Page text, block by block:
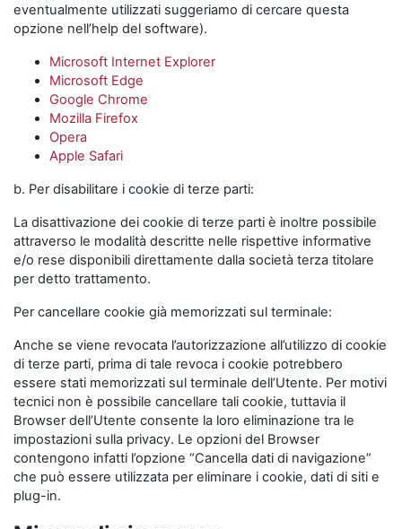
eventualmente utilizzati suggeriamo di cercare questa
opzione nell’help del software).
Microsoft Internet Explorer
Microsoft Edge
Google Chrome
Mozilla Firefox
Opera
Apple Safari
b. Per disabilitare i cookie di terze parti:
La disattivazione dei cookie di terze parti è inoltre possibile
attraverso le modalità descritte nelle rispettive informative
e/o rese disponibili direttamente dalla società terza titolare
per detto trattamento.
Per cancellare cookie già memorizzati sul terminale:
Anche se viene revocata l’autorizzazione all’utilizzo di cookie
di terze parti, prima di tale revoca i cookie potrebbero
essere stati memorizzati sul terminale dell’Utente. Per motivi
tecnici non è possibile cancellare tali cookie, tuttavia il
Browser dell’Utente consente la loro eliminazione tra le
impostazioni sulla privacy. Le opzioni del Browser
contengono infatti l’opzione “Cancella dati di navigazione”
che può essere utilizzata per eliminare i cookie, dati di siti e
plug-in.